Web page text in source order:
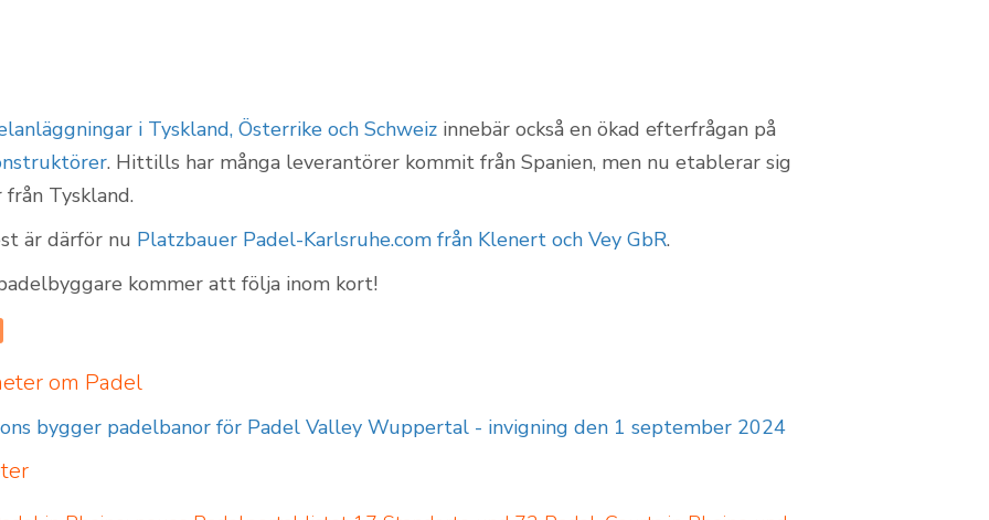
i Tyskland, Österrike och Schweiz innebär också en ökad efterfrågan på
. Hittills har många leverantörer kommit från Spanien, men nu etablerar sig
Tyskland.
är därför nu Platzbauer Padel-Karlsruhe.com från Klenert och Vey GbR.
kommer att följa inom kort!
om Padel
bygger padelbanor för Padel Valley Wuppertal - invigning den 1 september 2024
Padelbanor utomhus